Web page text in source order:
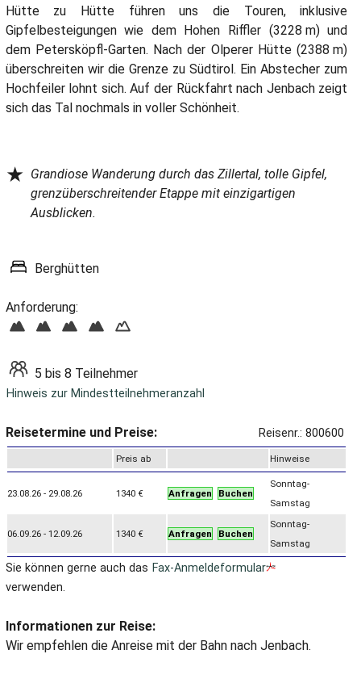
Hütte zu Hütte führen uns die Touren, inklusive
Gipfelbesteigungen wie dem Hohen Riffler (3228 m) und
dem Petersköpfl-Garten. Nach der Olperer Hütte (2388 m)
überschreiten wir die Grenze zu Südtirol. Ein Abstecher zum
Hochfeiler lohnt sich. Auf der Rückfahrt nach Jenbach zeigt
sich das Tal nochmals in voller Schönheit.
★ Grandiose Wanderung durch das Zillertal, tolle Gipfel,
grenzüberschreitender Etappe mit einzigartigen
Ausblicken.
Berghütten
Anforderung:
5 bis 8 Teilnehmer
Hinweis zur Mindestteilnehmeranzahl
Reisetermine und Preise: Reisenr.: 800600
Preis ab Hinweise
23.08.26 - 29.08.26 1340 € Anfragen Buchen
Sonntag-
Samstag
06.09.26 - 12.09.26 1340 € Anfragen Buchen
Sonntag-
Samstag
Sie können gerne auch das Fax-Anmeldeformular
verwenden.
Informationen zur Reise:
Wir empfehlen die Anreise mit der Bahn nach Jenbach.